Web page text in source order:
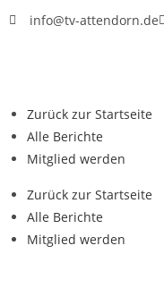
info@tv-attendorn.de
Zurück zur Startseite
Alle Berichte
Mitglied werden
Zurück zur Startseite
Alle Berichte
Mitglied werden